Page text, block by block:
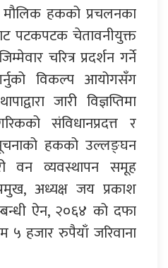
मौलिक हकको प्रचलनका
पटकपटक चेतावनीयुक्त
चरित्र प्रदर्शन गर्ने
विकल्प आयोगसँग
जारी विज्ञप्तिमा
संविधानप्रदत्त र
हकको उल्लङ्घन
वन व्यवस्थापन समूह
अध्यक्ष जय प्रकाश
ऐन, २०६४ को दफा
५ हजार रुपैयाँ जरिवाना